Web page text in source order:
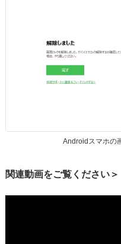
Androidスマホの
関連動画をご覧ください＞